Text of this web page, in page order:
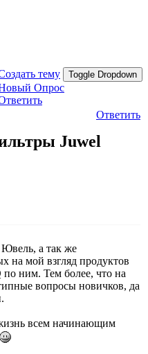
тему Toggle Dropdown
Опрос
Ответить
Juwel
Ювель, а так же
на мой взгляд продуктов
по ним. Тем более, что на
вопросы новичков, да
всем начинающим